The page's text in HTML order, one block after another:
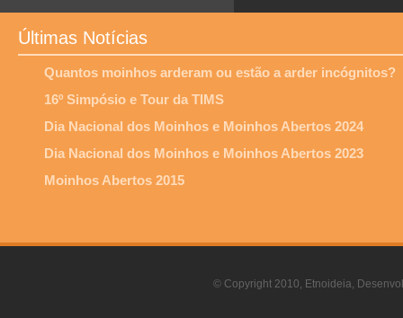
Últimas Notícias
Quantos moinhos arderam ou estão a arder incógnitos?
16º Simpósio e Tour da TIMS
Dia Nacional dos Moinhos e Moinhos Abertos 2024
Dia Nacional dos Moinhos e Moinhos Abertos 2023
Moinhos Abertos 2015
© Copyright 2010, Etnoideia,